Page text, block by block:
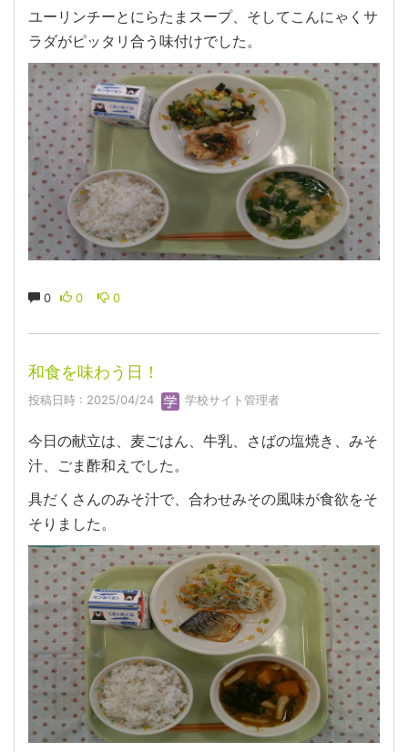
ユーリンチーとにらたまスープ、そしてこんにゃくサ
ラダがピッタリ合う味付けでした。
0 0 0
和食を味わう日！
投稿日時 : 2025/04/24 学校サイト管理者
今日の献立は、麦ごはん、牛乳、さばの塩焼き、みそ
汁、ごま酢和えでした。
具だくさんのみそ汁で、合わせみその風味が食欲をそ
そりました。